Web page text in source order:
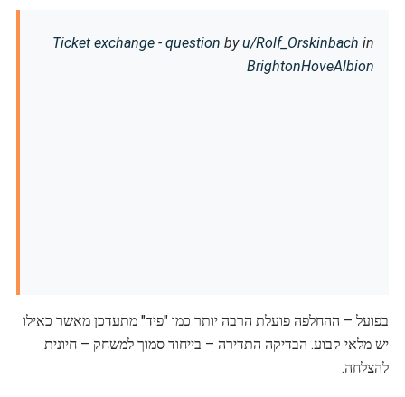
Ticket exchange - question byu/Rolf_Orskinbach in
BrightonHoveAlbion
בפועל – ההחלפה פועלת הרבה יותר כמו "פיד" מתעדכן מאשר כאילו
יש מלאי קבוע. הבדיקה התדירה – בייחוד סמוך למשחק – חיונית
להצלחה.